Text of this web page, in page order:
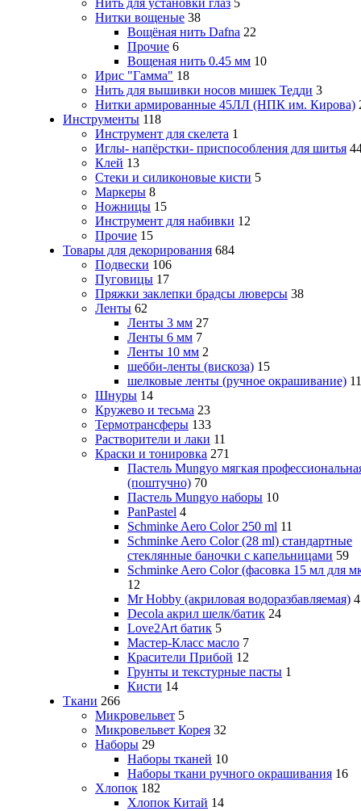
Нитки вощеные 38
Вощёная нить Dafna 22
Прочие 6
Вощеная нить 0.45 мм 10
Ирис "Гамма" 18
Нить для вышивки носов мишек Тедди 3
Нитки армированные 45ЛЛ (НПК им. Кирова)
Инструменты 118
Инструмент для скелета 1
Иглы- напёрстки- приспособления для шитья
Клей 13
Стеки и силиконовые кисти 5
Маркеры 8
Ножницы 15
Инструмент для набивки 12
Прочие 15
Товары для декорирования 684
Подвески 106
Пуговицы 17
Пряжки заклепки брадсы люверсы 38
Ленты 62
Ленты 3 мм 27
Ленты 6 мм 7
Ленты 10 мм 2
шебби-ленты (вискоза) 15
шелковые ленты (ручное окрашивание) 11
Шнуры 14
Кружево и тесьма 23
Термотрансферы 133
Растворители и лаки 11
Краски и тонировка 271
Пастель Mungyo мягкая
(поштучно) 70
Пастель Mungyo наборы 10
PanPastel 4
Schminke Aero Color 250 ml 11
Schminke Aero Color (28 ml) стандартные
стеклянные баночки с капельницами 59
Schminke Aero Color (фасовка 15 мл для
12
Mr Hobby (акриловая водоразбавляемая)
Decola акрил шелк/батик 24
Love2Art батик 5
Мастер-Класс масло 7
Красители Прибой 12
Грунты и текстурные пасты 1
Кисти 14
Ткани 266
Микровельвет 5
Микровельвет Корея 32
Наборы 29
Наборы тканей 10
Наборы ткани ручного окрашивания 16
Хлопок 182
Хлопок Китай 14